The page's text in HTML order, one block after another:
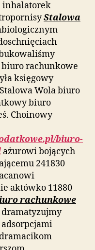
inhalatorek
Stalowa
biuro rachunkowe
księgowy
Wola biuro
biuro
Choinowy
biuro-
ażurowi bojących
241830
aktówko 11880
rachunkowe
dramatyzujmy
adsorpcjami